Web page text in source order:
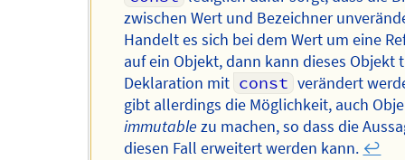
zwischen Wert und Bezeichner
Handelt es sich bei dem Wert um eine
auf ein Objekt, dann kann dieses Objekt
Deklaration mit const verändert
gibt allerdings die Möglichkeit, auch
immutable zu machen, so dass die
diesen Fall erweitert werden kann. ↩︎